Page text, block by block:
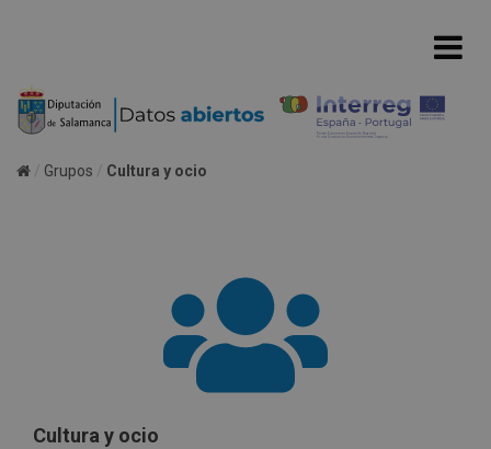
Grupos Cultura y ocio
Cultura y ocio